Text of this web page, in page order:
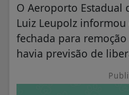
O Aeroporto Estadual
Luiz Leupolz
fechada para
havia previsão de